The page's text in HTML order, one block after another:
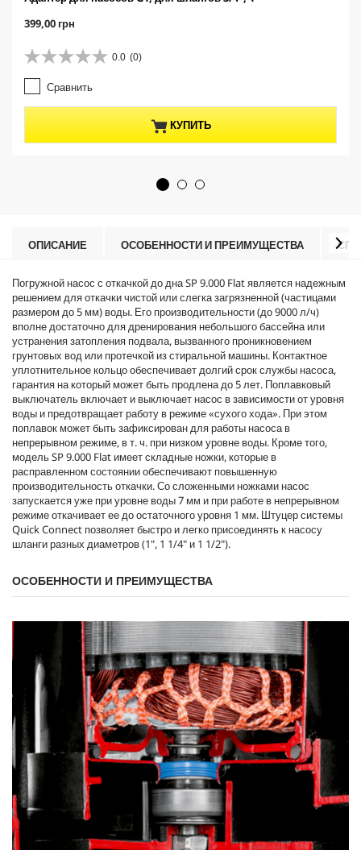
C
r
r
e
n
t
p
e
399,00 грн
0.0 (0)
0
.
0
и
з
5
Сравнить
КУПИТЬ
ОПИСАНИЕ ОСОБЕННОСТИ И ПРЕИМУЩЕСТВА
Погружной насос с откачкой до дна SP 9.000 Flat является надежным
решением для откачки чистой или слегка загрязненной (частицами
размером до 5 мм) воды. Его производительности (до 9000 л/ч)
вполне достаточно для дренирования небольшого бассейна или
устранения затопления подвала, вызванного проникновением
грунтовых вод или протечкой из стиральной машины. Контактное
уплотнительное кольцо обеспечивает долгий срок службы насоса,
гарантия на который может быть продлена до 5 лет. Поплавковый
выключатель включает и выключает насос в зависимости от уровня
воды и предотвращает работу в режиме «сухого хода». При этом
поплавок может быть зафиксирован для работы насоса в
непрерывном режиме, в т. ч. при низком уровне воды. Кроме того,
модель SP 9.000 Flat имеет складные ножки, которые в
расправленном состоянии обеспечивают повышенную
производительность откачки. Со сложенными ножками насос
запускается уже при уровне воды 7 мм и при работе в непрерывном
режиме откачивает ее до остаточного уровня 1 мм. Штуцер системы
Quick Connect позволяет быстро и легко присоединять к насосу
шланги разных диаметров (1", 1 1/4" и 1 1/2").
ОСОБЕННОСТИ И ПРЕИМУЩЕСТВА